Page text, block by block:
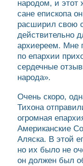
народом, и этот
сане епископа
расширил свою
действительно
архиереем. Мне
по епархии
сердечные
народа».
Очень скоро,
Тихона
огромная
Американские
Аляска. В этой
но их было не
он должен был